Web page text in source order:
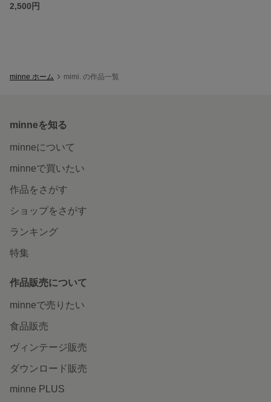
2,500円
minne ホーム mimi. の作品一覧
minneを知る
minneについて
minneで買いたい
作品をさがす
ショップをさがす
ランキング
特集
作品販売について
minneで売りたい
食品販売
ヴィンテージ販売
ダウンロード販売
minne PLUS